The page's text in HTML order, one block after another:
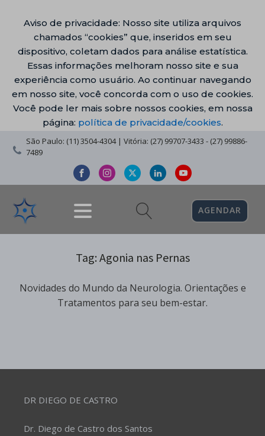
Aviso de privacidade: Nosso site utiliza arquivos
chamados “cookies” que, inseridos em seu
dispositivo, coletam dados para análise estatística.
Essas informações melhoram nosso site e sua
experiência como usuário. Ao continuar navegando
em nosso site, você concorda com o uso de cookies.
Você pode ler mais sobre nossos cookies, em nossa
página: política de privacidade/cookies.
São Paulo: (11) 3504-4304 | Vitória: (27) 99707-3433 - (27) 99886-
7489
AGENDAR
Tag: Agonia nas Pernas
Novidades do Mundo da Neurologia. Orientações e
Tratamentos para seu bem-estar.
DR DIEGO DE CASTRO
Dr. Diego de Castro dos Santos